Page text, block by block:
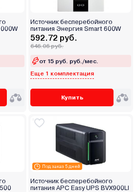
Источник бесперебойного
питания Энергия Smart 600W
592.72 руб.
646.06 руб.
от 15 руб. руб./мес.
Еще 1 комплектация
Купить
Под заказ 5 дней
Источник бесперебойного
питания APC Easy UPS BVX900LI